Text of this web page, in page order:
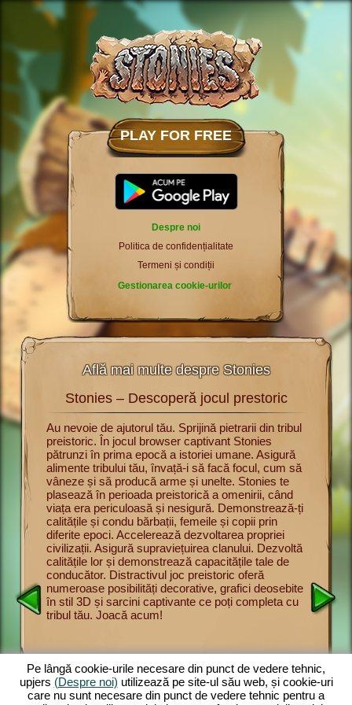
PLAY FOR FREE
Despre noi
Politica de confidențialitate
Termeni și condiții
Gestionarea cookie-urilor
Află mai multe despre Stonies
cu
dintre
cât
Stonies – Descoperă jocul prestoric
Au nevoie de ajutorul tău. Sprijină pietrarii din tribul
preistoric. În jocul browser captivant Stonies
pătrunzi în prima epocă a istoriei umane. Asigură
alimente tribului tău, învață-i să facă focul, cum să
vâneze și să producă arme și unelte. Stonies te
plasează în perioada preistorică a omenirii, când
viața era periculoasă și nesigură. Demonstrează-ți
calitățile și condu bărbații, femeile și copii prin
diferite epoci. Accelerează dezvoltarea propriei
civilizații. Asigură supraviețuirea clanului. Dezvoltă
calitățile lor și demonstrează capacitățile tale de
conducător. Distractivul joc preistoric oferă
numeroase posibilități decorative, grafici deosebite
în stil 3D și sarcini captivante ce poți completa cu
tribul tău. Joacă acum!
Acum
jocul
Înveți
și să
oferă
și
asigură
Pe lângă cookie-urile necesare din punct de vedere tehnic,
upjers (Despre noi) utilizează pe site-ul său web, și cookie-uri
care nu sunt necesare din punct de vedere tehnic pentru a